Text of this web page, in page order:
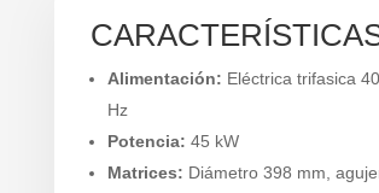
Alimentación: Eléctrica trifasica
Hz
Potencia: 45 kW
Matrices: Diámetro 398 mm,